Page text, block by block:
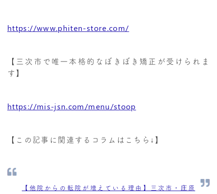
https://www.phiten-store.com/
【三次市で唯一本格的なぼきぼき矯正が受けられま
す】
https://mis-jsn.com/menu/stoop
【この記事に関連するコラムはこちら↓】
【他院からの転院が増えている理由】三次市・庄原